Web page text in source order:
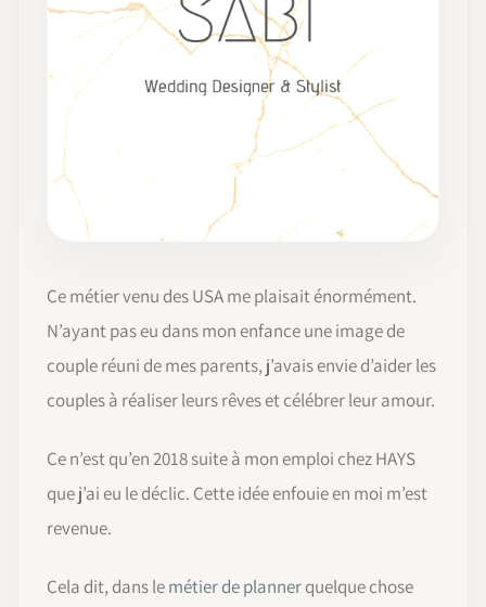
Ce métier venu des USA me plaisait énormément.
N’ayant pas eu dans mon enfance une image de
couple réuni de mes parents, j’avais envie d’aider les
couples à réaliser leurs rêves et célébrer leur amour.
Ce n’est qu’en 2018 suite à mon emploi chez HAYS
que j’ai eu le déclic. Cette idée enfouie en moi m’est
revenue.
Cela dit, dans lemétier de plannerquelque chose